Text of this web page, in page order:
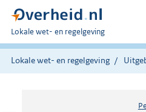
U
bent
hier:
Lokale wet- en regelgeving
Lokale wet- en regelgeving